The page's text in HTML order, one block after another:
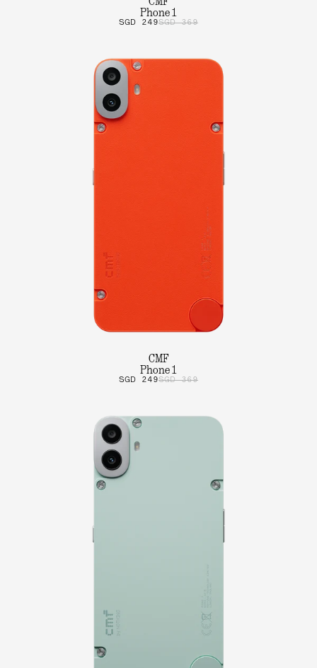
CMF
Phone 1
SGD 249SGD 369
CMF
Phone 1
SGD 249SGD 369